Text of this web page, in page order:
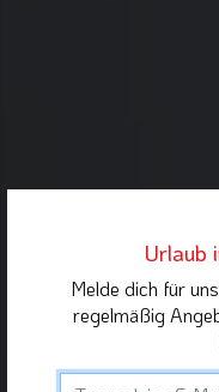
Urlaub
Melde dich für
regelmäßig